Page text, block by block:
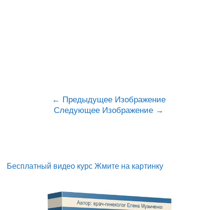
Предыдущее Изображение
Следующее Изображение
Бесплатный видео курс Жмите на картинку